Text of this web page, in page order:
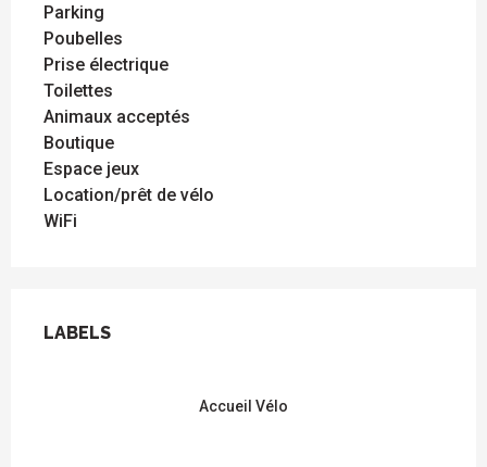
Parking
Poubelles
Prise électrique
Toilettes
Animaux acceptés
Boutique
Espace jeux
Location/prêt de vélo
WiFi
LABELS
LABELS
Accueil Vélo